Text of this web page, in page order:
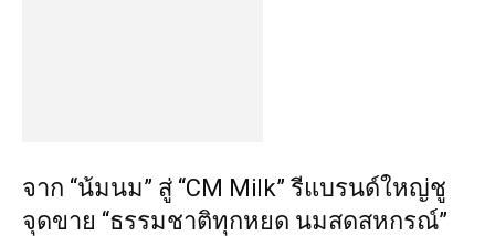
จาก “น้มนม” สู่ “CM Milk” รีแบรนด์ใหญ่ชู
จุดขาย “ธรรมชาติทุกหยด นมสดสหกรณ์”